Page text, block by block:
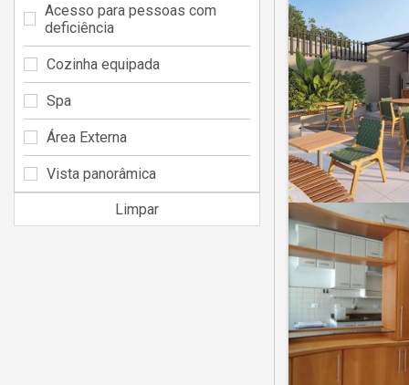
Acesso para pessoas com
deficiência
Cozinha equipada
Spa
Área Externa
Vista panorâmica
Limpar